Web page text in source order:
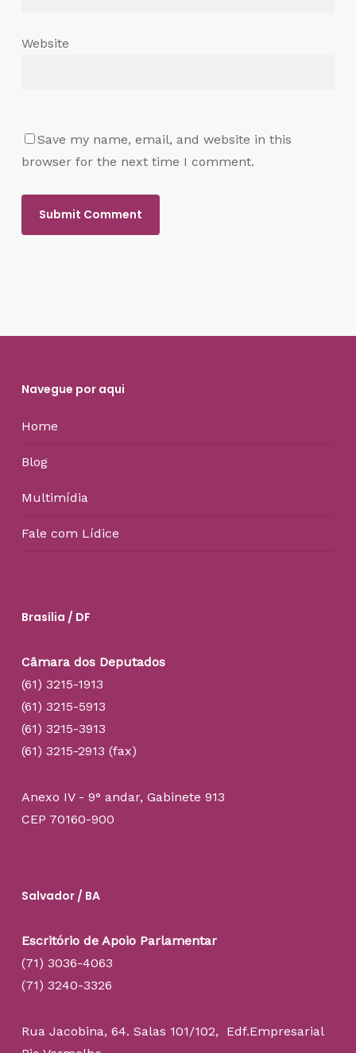
Website
Save my name, email, and website in this
browser for the next time I comment.
Navegue por aqui
Home
Blog
Multimídia
Fale com Lídice
Brasília / DF
Câmara dos Deputados
(61) 3215-1913
(61) 3215-5913
(61) 3215-3913
(61) 3215-2913 (fax)
Anexo IV - 9° andar, Gabinete 913
CEP 70160-900
Salvador / BA
Escritório de Apoio Parlamentar
(71) 3036-4063
(71) 3240-3326
Rua Jacobina, 64. Salas 101/102, Edf.Empresarial